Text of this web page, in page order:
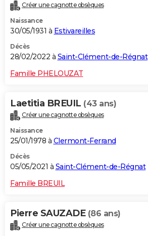
Créer une cagnotte obsèques
Naissance
30/05/1931 à Estivareilles
Décès
28/02/2022 à Saint-Clément-de-Régnat
Famille PHELOUZAT
Laetitia BREUIL (43 ans)
Créer une cagnotte obsèques
Naissance
25/01/1978 à Clermont-Ferrand
Décès
05/05/2021 à Saint-Clément-de-Régnat
Famille BREUIL
Pierre SAUZADE (86 ans)
Créer une cagnotte obsèques